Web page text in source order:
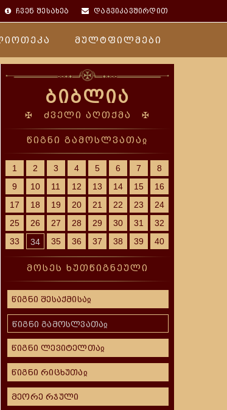
ჩვენ შესახებ დაგვიკავშირდით
მულტფილმები
ბიბლია
✠ ძველი აღთქმა ✠
წიგნი გამოსლვათაჲ
1 2 3 4 5 6 7
8
9
10 11 12 13 14 15
16
17
18 19 20 21 22 23
24
25
26 27 28 29 30 31
32
33
34 35 36 37 38 39 40
მოსეს ხუთწიგნეული
წიგნი შესაქმისაჲ
წიგნი გამოსლვათაჲ
წიგნი ლევიტელთაჲ
წიგნი რიცხუთაჲ
მეორე რჯული